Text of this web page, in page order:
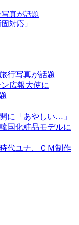
真が話題
対応」
行写真が話題
広報大使に
に「あやしい…」
国化粧品モデルに
代ユナ、ＣＭ制作